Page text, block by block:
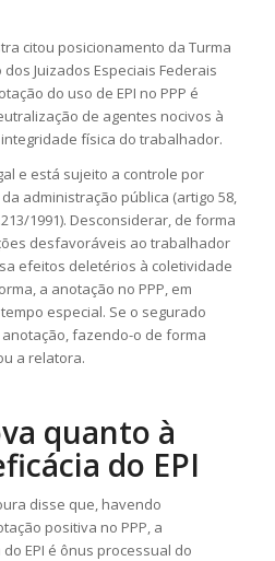
citou posicionamento da Turma
dos Juizados Especiais Federais
do uso de EPI no PPP é
de agentes nocivos à
física do trabalhador.
e está sujeito a controle por
administração pública (artigo 58,
1991). Desconsiderar, de forma
desfavoráveis ao trabalhador
efeitos deletérios à coletividade
a anotação no PPP, em
especial. Se o segurado
fazendo-o de forma
a relatora.
quanto à
do EPI
disse que, havendo
positiva no PPP, a
EPI é ônus processual do